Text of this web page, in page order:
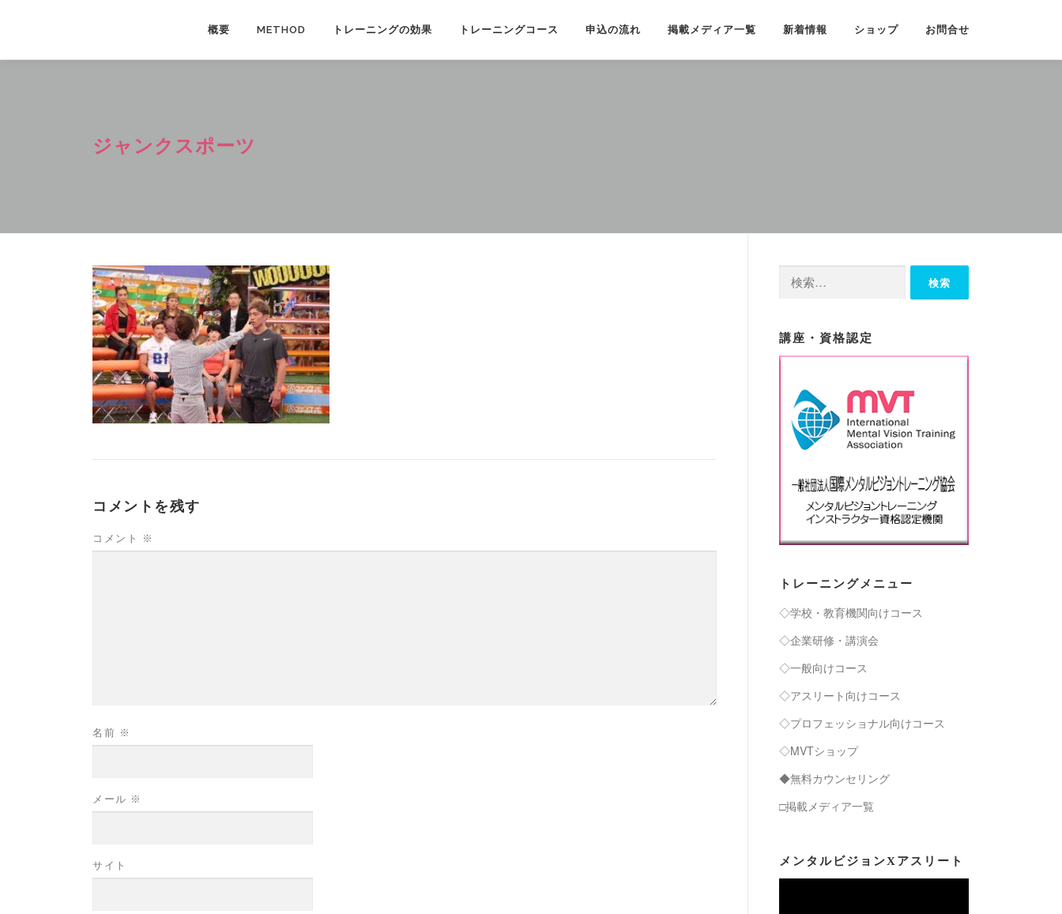
概要 METHOD トレーニングの効果 トレーニングコース 申込の流れ 掲載メディア一覧 新着情報 ショップ お問合せ
ジャンクスポーツ
コメントを残す
コメント ※
名前 ※
メール ※
サイト
講座・資格認定
トレーニングメニュー
◇学校・教育機関向けコース
◇企業研修・講演会
◇一般向けコース
◇アスリート向けコース
◇プロフェッショナル向けコース
◇MVTショップ
◆無料カウンセリング
□掲載メディア一覧
メンタルビジョンXアスリート